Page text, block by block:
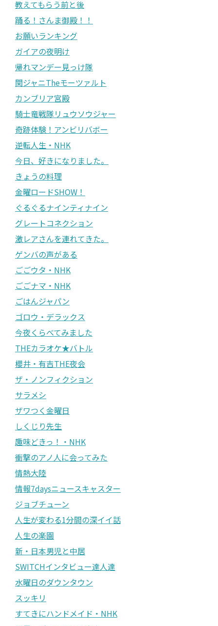
教えてもらう前と後
踊る！さんま御殿！！
お願いランキング
ガイアの夜明け
帰れマンデー見っけ隊
関ジャニTheモーツァルト
カンブリア宮殿
騎士竜戦隊リュウソウジャー
奇跡体験！アンビリバボー
逆転人生・NHK
今日、好きになりました。
きょうの料理
金曜ロードSHOW！
ぐるぐるナインティナイン
グレートコネクション
激レアさんを連れてきた。
ゲンバの声がある
ごごウタ・NHK
ごごナマ・NHK
ごはんジャパン
ゴロウ・デラックス
今夜くらべてみました
THEカラオケ★バトル
櫻井・有吉THE夜会
ザ・ノンフィクション
サラメシ
ザワつく金曜日
しくじり先生
趣味どきっ！・NHK
衝撃のアノ人に会ってみた
情熱大陸
情報7daysニュースキャスター
ジョブチューン
人生が変わる1分間の深イイ話
人生の楽園
新・日本男児と中居
SWITCHインタビュー達人達
水曜日のダウンタウン
スッキリ
すてきにハンドメイド・NHK